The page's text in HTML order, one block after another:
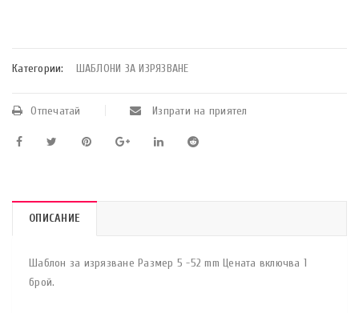
Категории: ШАБЛОНИ ЗА ИЗРЯЗВАНЕ
Отпечатай Изпрати на приятел
ОПИСАНИЕ
Шаблон за изрязване Размер 5 -52 mm Цената включва 1
брой.